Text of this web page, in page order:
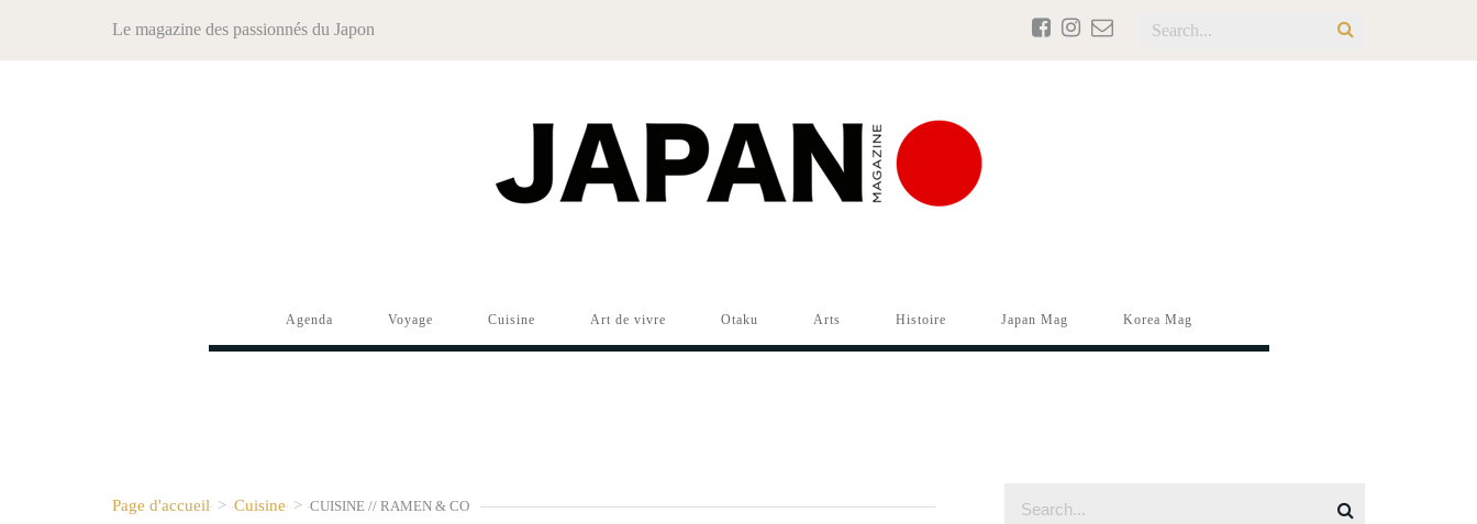
Le magazine des passionnés du Japon
Agenda Voyage Cuisine Art de vivre Otaku Arts Histoire Japan Mag Korea Mag
Page d'accueil > Cuisine > CUISINE // RAMEN & CO